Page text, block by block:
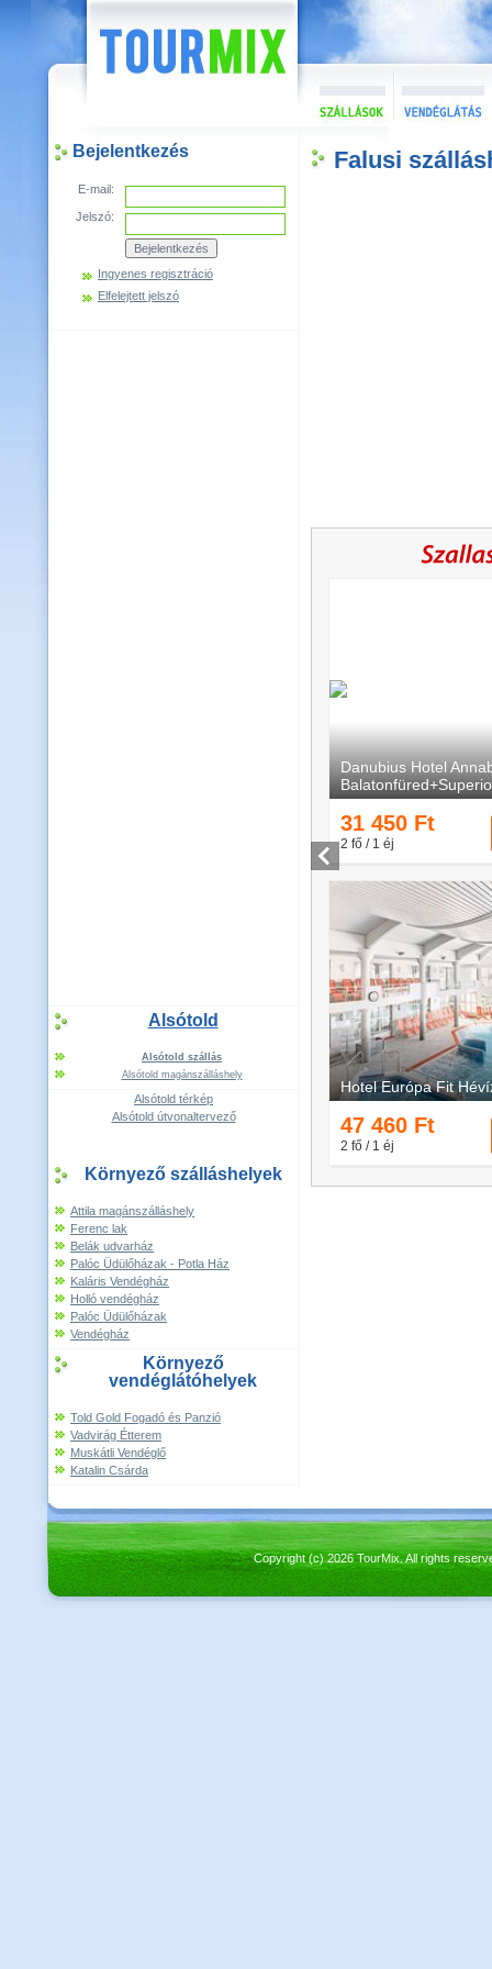
Bejelentkezés
E-mail:
Jelszó:
Ingyenes regisztráció
Elfelejtett jelszó
Alsótold
Alsótold szállás
Alsótold magánszálláshely
Alsótold térkép
Alsótold útvonaltervező
Környező szálláshelyek
Attila magánszálláshely
Ferenc lak
Belák udvarház
Palóc Üdülőházak - Potla Ház
Kaláris Vendégház
Holló vendégház
Palóc Üdülőházak
Vendégház
Környező
vendéglátóhelyek
Told Gold Fogadó és Panzió
Vadvirág Étterem
Muskátli Vendéglő
Katalin Csárda
Falusi
Copyright (c) 2026 TourMix. All rights